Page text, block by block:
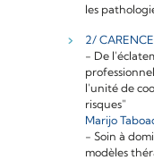
les
2/
- De
l'unité de
risques"
Marijo
- Soin à
modèles